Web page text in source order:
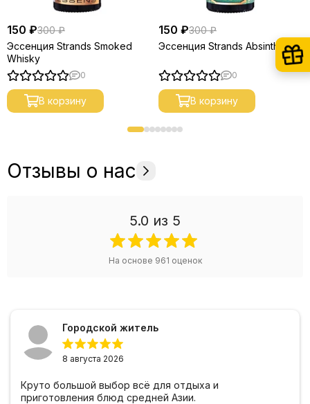
150 ₽300 ₽
Эссенция Strands Smoked
Whisky
0
В корзину
150 ₽300 ₽
Эссенция Strands Absinthe
0
В корзину
Отзывы о нас
5.0 из 5
На основе 961 оценок
Городской житель
8 августа 2026
Круто большой выбор всё для отдыха и
приготовления блюд средней Азии.